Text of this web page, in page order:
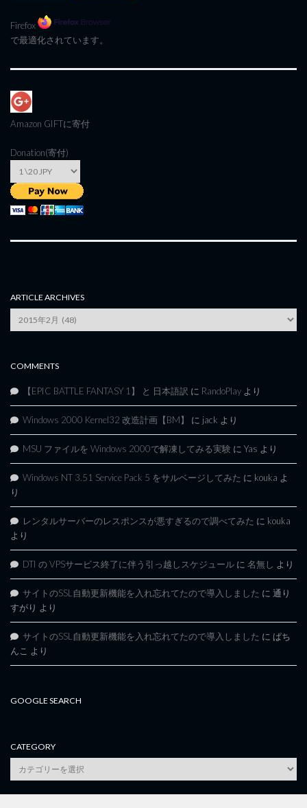
Firefox
で最適化されています。
Amazon GIFTに寄付
Donation(寄付)
ARTICLE ARCHIVES
Article
Archives
COMMENTS
【EPIC BATTLE FANTASY 1】 と 日本語訳 に RandoPlay より
Windows 2000 Kernel32 改造計画【BM】 に jack より
MSU ファイルを Windows 2000で解凍してみる実験 に Yas より
Windows NT 3.51 Service Pack 5 をサルベージしてみた に kouka よ
り
レンタルサーバーのレスポンスが悪すぎるので調べてみた に kouka
より
DTI の VPSサービス終了に伴う引っ越しスケジュール に 名無し より
サイトのSSL自動更新機能を入れ忘れてたので導入しました に 通り
すがり より
サイトのSSL自動更新機能を入れ忘れてたので導入しました に ぱち
んこ より
GOOGLE SEARCH
CATEGORY
category